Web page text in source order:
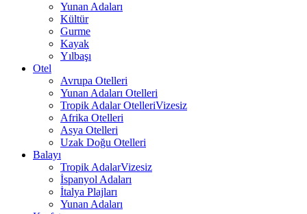
Yunan Adaları
Kültür
Gurme
Kayak
Yılbaşı
Otel
Avrupa Otelleri
Yunan Adaları Otelleri
Tropik Adalar OtelleriVizesiz
Afrika Otelleri
Asya Otelleri
Uzak Doğu Otelleri
Balayı
Tropik AdalarVizesiz
İspanyol Adaları
İtalya Plajları
Yunan Adaları